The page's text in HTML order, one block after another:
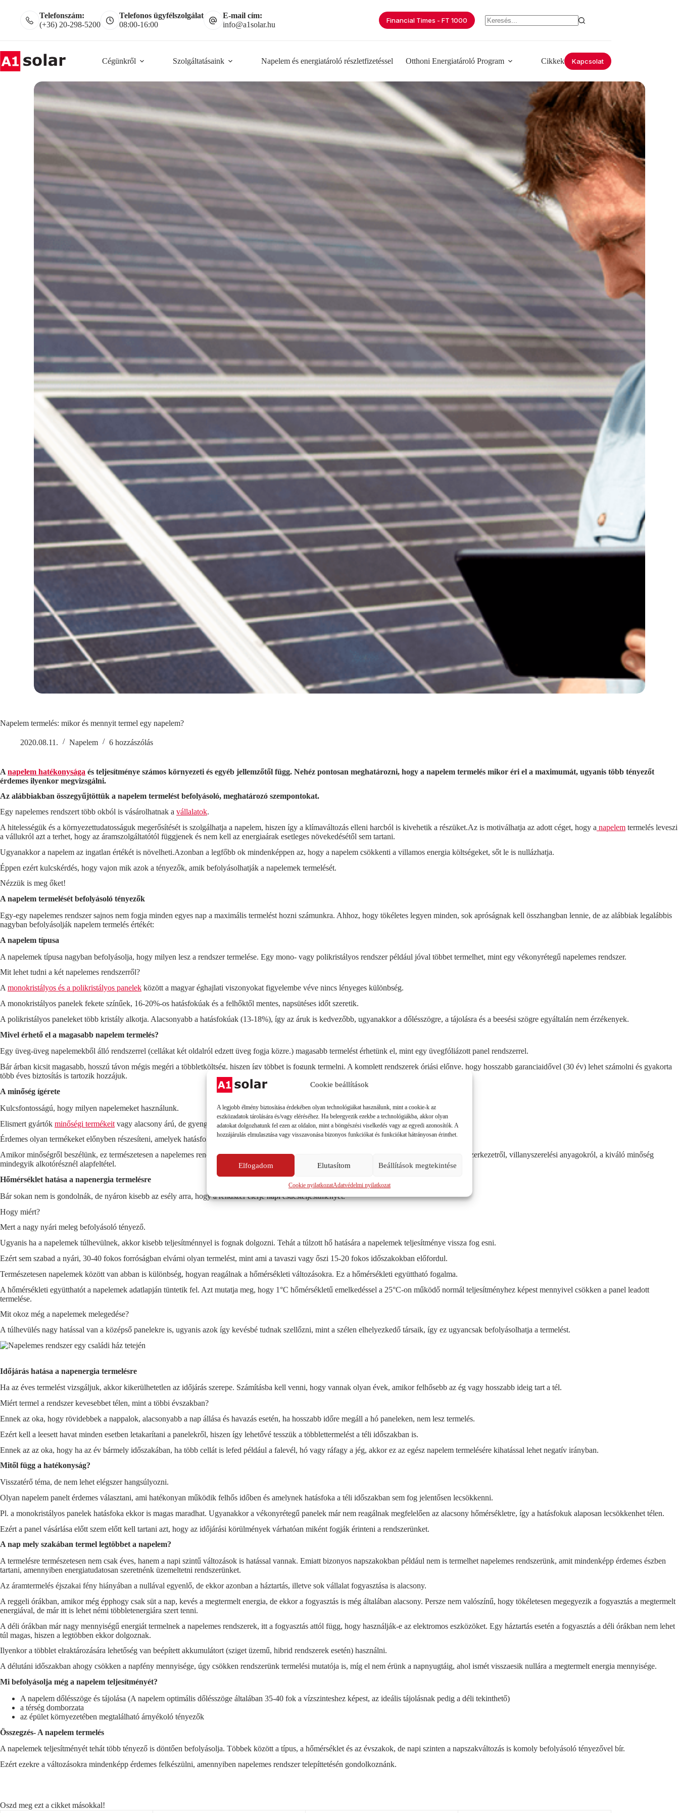
Cookie beállítások
A legjobb élmény biztosítása érdekében olyan technológiákat használunk, mint a cookie-k az
eszközadatok tárolására és/vagy eléréséhez. Ha beleegyezik ezekbe a technológiákba, akkor olyan
adatokat dolgozhatunk fel ezen az oldalon, mint a böngészési viselkedés vagy az egyedi azonosítók. A
hozzájárulás elmulasztása vagy visszavonása bizonyos funkciókat és funkciókat hátrányosan érinthet.
Elfogadom Elutasítom Beállítások megtekintése
Cookie nyilatkozatAdatvédelmi nyilatkozat
Telefonszám:
(+36) 20-298-5200
Telefonos ügyfélszolgálat
08:00-16:00
E-mail cím:
info@a1solar.hu
Financial Times - FT 1000
Cégünkről Szolgáltatásaink Napelem és energiatároló részletfizetéssel Otthoni Energiatároló Program Cikkek Kapcsolat
Napelem termelés: mikor és mennyit termel egy napelem?
2020.08.11. Napelem 6 hozzászólás
A napelem hatékonysága és teljesítménye számos környezeti és egyéb jellemzőtől függ. Nehéz pontosan meghatározni, hogy a napelem termelés mikor éri el a maximumát, ugyanis több tényezőt
érdemes ilyenkor megvizsgálni.
Az alábbiakban összegyűjtöttük a napelem termelést befolyásoló, meghatározó szempontokat.
Egy napelemes rendszert több okból is vásárolhatnak a vállalatok.
A hitelességük és a környezettudatosságuk megerősítését is szolgálhatja a napelem, hiszen így a klímaváltozás elleni harcból is kivehetik a részüket.Az is motiválhatja az adott céget, hogy a napelem termelés leveszi
a vállukról azt a terhet, hogy az áramszolgáltatótól függjenek és nem kell az energiaárak esetleges növekedésétől sem tartani.
Ugyanakkor a napelem az ingatlan értékét is növelheti.Azonban a legfőbb ok mindenképpen az, hogy a napelem csökkenti a villamos energia költségeket, sőt le is nullázhatja.
Éppen ezért kulcskérdés, hogy vajon mik azok a tényezők, amik befolyásolhatják a napelemek termelését.
Nézzük is meg őket!
A napelem termelését befolyásoló tényezők
Egy-egy napelemes rendszer sajnos nem fogja minden egyes nap a maximális termelést hozni számunkra. Ahhoz, hogy tökéletes legyen minden, sok apróságnak kell összhangban lennie, de az alábbiak legalábbis
nagyban befolyásolják napelem termelés értékét:
A napelem típusa
A napelemek típusa nagyban befolyásolja, hogy milyen lesz a rendszer termelése. Egy mono- vagy polikristályos rendszer például jóval többet termelhet, mint egy vékonyrétegű napelemes rendszer.
Mit lehet tudni a két napelemes rendszerről?
A monokristályos és a polikristályos panelek között a magyar éghajlati viszonyokat figyelembe véve nincs lényeges különbség.
A monokristályos panelek fekete színűek, 16-20%-os hatásfokúak és a felhőktől mentes, napsütéses időt szeretik.
A polikristályos paneleket több kristály alkotja. Alacsonyabb a hatásfokúak (13-18%), így az áruk is kedvezőbb, ugyanakkor a dőlésszögre, a tájolásra és a beesési szögre egyáltalán nem érzékenyek.
Mivel érhető el a magasabb napelem termelés?
Egy üveg-üveg napelemekből álló rendszerrel (cellákat két oldalról edzett üveg fogja közre.) magasabb termelést érhetünk el, mint egy üvegfóliázott panel rendszerrel.
Bár árban kicsit magasabb, hosszú távon mégis megéri a többletköltség, hiszen így többet is fogunk termelni. A komplett rendszerek óriási előnye, hogy hosszabb garanciaidővel (30 év) lehet számolni és gyakorta
több éves biztosítás is tartozik hozzájuk.
A minőség ígérete
Kulcsfontosságú, hogy milyen napelemeket használunk.
Elismert gyártók minőségi termékeit vagy alacsony árú, de gyenge teljesítményt nyújtó paneleket?
Érdemes olyan termékeket előnyben részesíteni, amelyek hatásfoka
, teljesítménysűrűsége és panelteljesítménye is átlag fölötti.
Amikor minőségről beszélünk, ez természetesen a napelemes rendszer összes részénél fontos szempont. Tehát legyen szó panelről, inverterről, tartószerkezetről, villanyszerelési anyagokról, a kiváló minőség
mindegyik alkotórésznél alapfeltétel.
Hőmérséklet hatása a napenergia termelésre
Bár sokan nem is gondolnák, de nyáron kisebb az esély arra, hogy a rendszer elérje napi csúcsteljesítményét.
Hogy miért?
Mert a nagy nyári meleg befolyásoló tényező.
Ugyanis ha a napelemek túlhevülnek, akkor kisebb teljesítménnyel is fognak dolgozni. Tehát a túlzott hő hatására a napelemek teljesítménye vissza fog esni.
Ezért sem szabad a nyári, 30-40 fokos forróságban elvárni olyan termelést, mint ami a tavaszi vagy őszi 15-20 fokos időszakokban előfordul.
Természetesen napelemek között van abban is különbség, hogyan reagálnak a hőmérsékleti változásokra. Ez a hőmérsékleti együttható fogalma.
A hőmérsékleti együtthatót a napelemek adatlapján tüntetik fel. Azt mutatja meg, hogy 1°C hőmérsékletű emelkedéssel a 25°C-on működő normál teljesítményhez képest mennyivel csökken a panel leadott
termelése.
Mit okoz még a napelemek melegedése?
A túlhevülés nagy hatással van a középső panelekre is, ugyanis azok így kevésbé tudnak szellőzni, mint a szélen elhelyezkedő társaik, így ez ugyancsak befolyásolhatja a termelést.
Időjárás hatása a napenergia termelésre
Ha az éves termelést vizsgáljuk, akkor kikerülhetetlen az időjárás szerepe. Számításba kell venni, hogy vannak olyan évek, amikor felhősebb az ég vagy hosszabb ideig tart a tél.
Miért termel a rendszer kevesebbet télen, mint a többi évszakban?
Ennek az oka, hogy rövidebbek a nappalok, alacsonyabb a nap állása és havazás esetén, ha hosszabb időre megáll a hó paneleken, nem lesz termelés.
Ezért kell a leesett havat minden esetben letakarítani a panelekről, hiszen így lehetővé tesszük a többlettermelést a téli időszakban is.
Ennek az az oka, hogy ha az év bármely időszakában, ha több cellát is lefed például a falevél, hó vagy ráfagy a jég, akkor ez az egész napelem termelésére kihatással lehet negatív irányban.
Mitől függ a hatékonyság?
Visszatérő téma, de nem lehet elégszer hangsúlyozni.
Olyan napelem panelt érdemes választani, ami hatékonyan működik felhős időben és amelynek hatásfoka a téli időszakban sem fog jelentősen lecsökkenni.
Pl. a monokristályos panelek hatásfoka ekkor is magas maradhat. Ugyanakkor a vékonyrétegű panelek már nem reagálnak megfelelően az alacsony hőmérsékletre, így a hatásfokuk alaposan lecsökkenhet télen.
Ezért a panel vásárlása előtt szem előtt kell tartani azt, hogy az időjárási körülmények várhatóan miként fogják érinteni a rendszerünket.
A nap mely szakában termel legtöbbet a napelem?
A termelésre természetesen nem csak éves, hanem a napi szintű változások is hatással vannak. Emiatt bizonyos napszakokban például nem is termelhet napelemes rendszerünk, amit mindenképp érdemes észben
tartani, amennyiben energiatudatosan szeretnénk üzemeltetni rendszerünket.
Az áramtermelés éjszakai fény hiányában a nullával egyenlő, de ekkor azonban a háztartás, illetve sok vállalat fogyasztása is alacsony.
A reggeli órákban, amikor még épphogy csak süt a nap, kevés a megtermelt energia, de ekkor a fogyasztás is még általában alacsony. Persze nem valószínű, hogy tökéletesen megegyezik a fogyasztás a megtermelt
energiával, de már itt is lehet némi többletenergiára szert tenni.
A déli órákban már nagy mennyiségű energiát termelnek a napelemes rendszerek, itt a fogyasztás attól függ, hogy használják-e az elektromos eszközöket. Egy háztartás esetén a fogyasztás a déli órákban nem lehet
túl magas, hiszen a legtöbben ekkor dolgoznak.
Ilyenkor a többlet elraktározására lehetőség van beépített akkumulátort (sziget üzemű, hibrid rendszerek esetén) használni.
A délutáni időszakban ahogy csökken a napfény mennyisége, úgy csökken rendszerünk termelési mutatója is, míg el nem érünk a napnyugtáig, ahol ismét visszaesik nullára a megtermelt energia mennyisége.
Mi befolyásolja még a napelem teljesítményét?
A napelem dőlésszöge és tájolása (A napelem optimális dőlésszöge általában 35-40 fok a vízszinteshez képest, az ideális tájolásnak pedig a déli tekinthető)
a térség domborzata
az épület környezetében megtalálható árnyékoló tényezők
Összegzés- A napelem termelés
A napelemek teljesítményét tehát több tényező is döntően befolyásolja. Többek között a típus, a hőmérséklet és az évszakok, de napi szinten a napszakváltozás is komoly befolyásoló tényezővel bír.
Ezért ezekre a változásokra mindenképp érdemes felkészülni, amennyiben napelemes rendszer telepíttetésén gondolkoznánk.
Oszd meg ezt a cikket másokkal!